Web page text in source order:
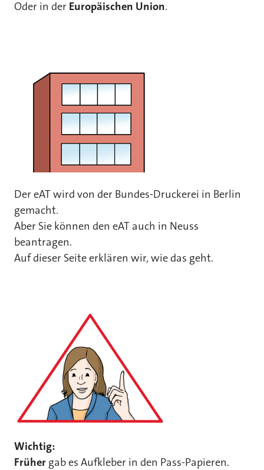
Oder in der Europäischen Union.
Der eAT wird von der Bundes-Druckerei in Berlin
gemacht.
Aber Sie können den eAT auch in Neuss
beantragen.
Auf dieser Seite erklären wir, wie das geht.
Wichtig:
Früher gab es Aufkleber in den Pass-Papieren.